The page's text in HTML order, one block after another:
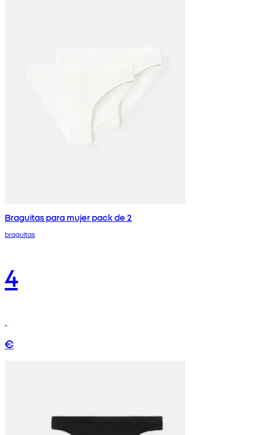
Braguitas para mujer pack de 2
braguitas
4
€